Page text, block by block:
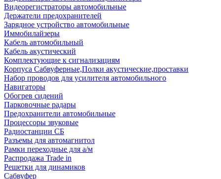
Видеорегистраторы автомобильные
Держатели предохранителей
Зарядное устройство автомобильные
Иммобилайзеры
Кабель автомобильный
Кабель акустический
Комплектующие к сигнализациям
Корпуса Сабвуферные,Полки акустические,проставки
Набор проводов для усилителя автомобильного
Навигаторы
Обогрев сидений
Парковочные радары
Предохранители автомобильные
Процессоры звуковые
Радиостанции СБ
Разъемы для автомагнитол
Рамки переходные для а/м
Распродажа Trade in
Решетки для динамиков
Сабвуфер